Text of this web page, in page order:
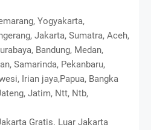
Yogyakarta,
Jakarta, Sumatra, Aceh,
Bandung, Medan,
Samarinda, Pekanbaru,
Irian jaya,Papua, Bangka
Jatim, Ntt, Ntb,
Gratis. Luar Jakarta